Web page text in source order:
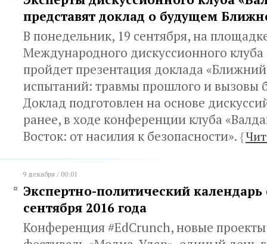
представят доклад о будущем
В понедельник, 19 сентября, на
Международного дискуссионного клуба
пройдет презентация доклада «Ближний
испытаний: травмы прошлого и вызовы
Доклад подготовлен на основе
ранее, в ходе конференции клуба
Восток: от насилия к безопасности». {
9 декабря / 00:01
Экспертно-политический календарь
сентября 2016 года
Конференция #EdCrunch, новые